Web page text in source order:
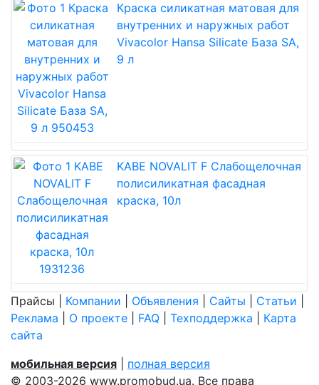
Краска силикатная матовая для
внутренних и наружных работ
Vivacolor Hansa Silicate База SA,
9 л
KABE NOVALIT F Слабощелочная
полисиликатная фасадная
краска, 10л
Прайсы Компании Объявления Сайты Статьи
Реклама
О проекте FAQ Техподдержка
Карта
сайта
мобильная версия
полная версия
© 2003-2026 www.promobud.ua. Все права